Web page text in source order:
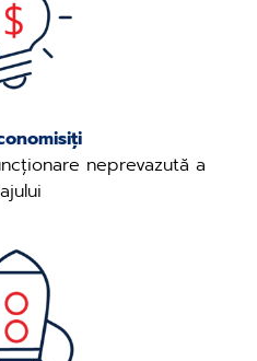
neprevazută a